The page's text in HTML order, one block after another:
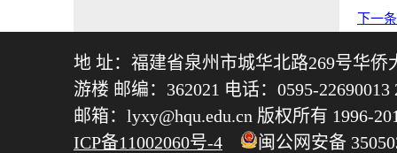
下一
地 址：福建省泉州市城华北路269号华侨
游楼 邮编：362021 电话：0595-22690013
邮箱：lyxy@hqu.edu.cn 版权所有 1996-
ICP备11002060号-4
闽公网安备